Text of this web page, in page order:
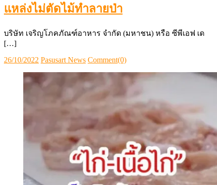
แหล่งไม่ตัดไม้ทำลายป่า
บริษัท เจริญโภคภัณฑ์อาหาร จำกัด (มหาชน) หรือ ซีพีเอฟ เด
[…]
Posted
26/10/2022 Author
Pasusart News Comment(0)